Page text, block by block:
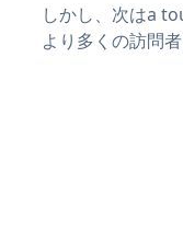
しかし、次はa
より多くの訪問